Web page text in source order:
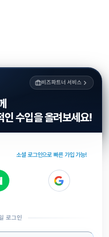
비즈파트너 서비스
인 수입을 올려보세요!
소셜 로그인으로 빠른 가입 가능!
로그인